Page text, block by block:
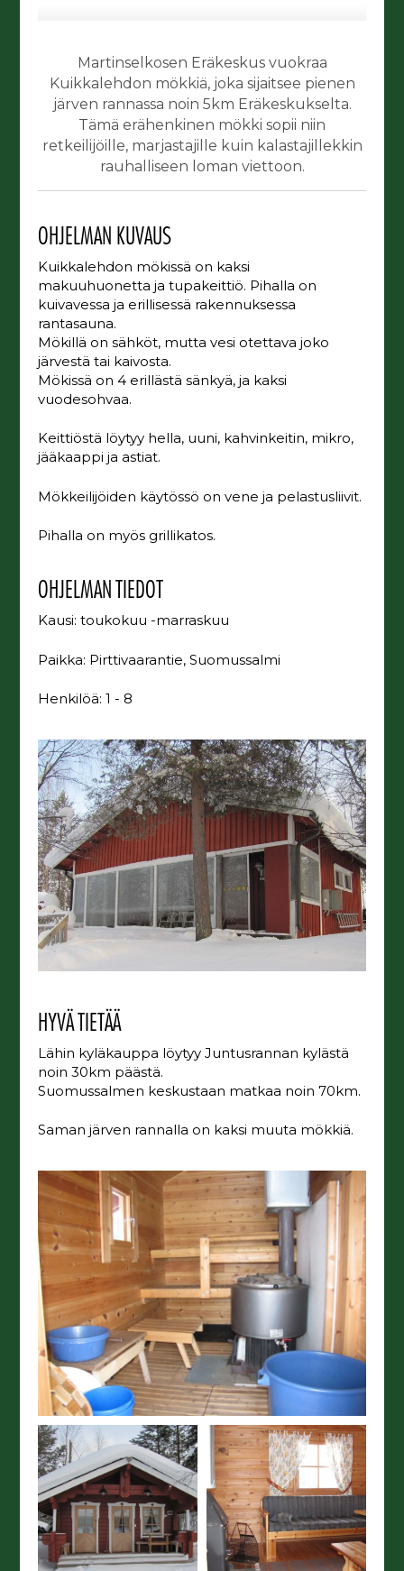
Martinselkosen Eräkeskus vuokraa
Kuikkalehdon mökkiä, joka sijaitsee pienen
järven rannassa noin 5km Eräkeskukselta.
Tämä erähenkinen mökki sopii niin
retkeilijöille, marjastajille kuin kalastajillekkin
rauhalliseen loman viettoon.
OHJELMAN KUVAUS
Kuikkalehdon mökissä on kaksi
makuuhuonetta ja tupakeittiö. Pihalla on
kuivavessa ja erillisessä rakennuksessa
rantasauna.
Mökillä on sähköt, mutta vesi otettava joko
järvestä tai kaivosta.
Mökissä on 4 erillästä sänkyä, ja kaksi
vuodesohvaa.
Keittiöstä löytyy hella, uuni, kahvinkeitin, mikro,
jääkaappi ja astiat.
Mökkeilijöiden käytössö on vene ja pelastusliivit.
Pihalla on myös grillikatos.
OHJELMAN TIEDOT
Kausi: toukokuu -marraskuu
Paikka: Pirttivaarantie, Suomussalmi
Henkilöä: 1 - 8
HYVÄ TIETÄÄ
Lähin kyläkauppa löytyy Juntusrannan kylästä
noin 30km päästä.
Suomussalmen keskustaan matkaa noin 70km.
Saman järven rannalla on kaksi muuta mökkiä.